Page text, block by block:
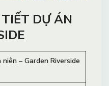
DỰ ÁN
niên – Garden Riverside